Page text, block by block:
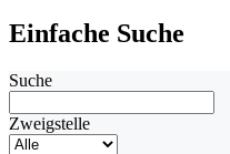
Einfache Suche
Suche
Zweigstelle